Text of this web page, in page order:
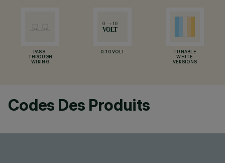
PASS-
THROUGH
WIRING
0-10 VOLT
TUNABLE
WHITE
VERSIONS
Codes Des Produits